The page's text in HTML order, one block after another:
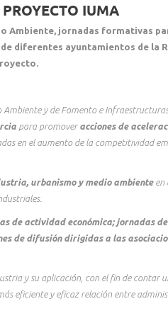
IUMA
Ambiente, jornadas formativas
diferentes ayuntamientos de la
Ambiente y de Fomento e Infraestructuras
para promover acciones de
en el aumento de la competitividad
urbanismo y medio ambiente en
de actividad económica; jornadas
de difusión dirigidas a las
y su aplicación, con el fin de contar
eficiente y eficaz relación entre